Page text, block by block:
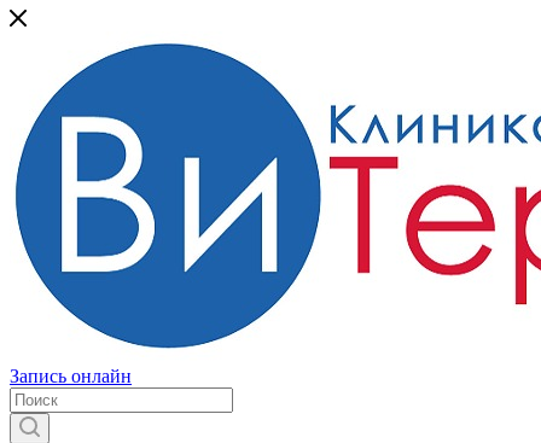
Запись онлайн